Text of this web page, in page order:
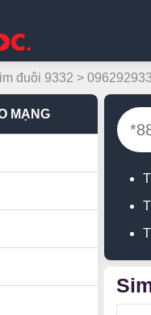
đuôi 9332 >
MẠNG